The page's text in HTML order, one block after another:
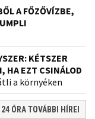
A FŐZŐVÍZBE,
KÉTSZER
HA EZT CSINÁLOD
a környéken
24 ÓRA TOVÁBBI HÍREI